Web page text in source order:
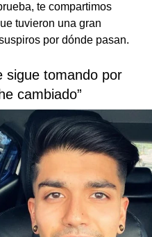
te compartimos
tuvieron una gran
por dónde pasan.
sigue tomando por
cambiado”